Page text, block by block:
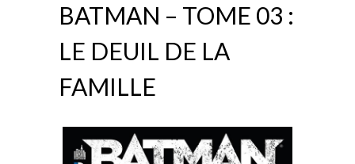
BATMAN – TOME 03 :
LE DEUIL DE LA
FAMILLE